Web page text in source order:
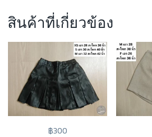
สินค้าที่เกี่ยวข้อง
฿300